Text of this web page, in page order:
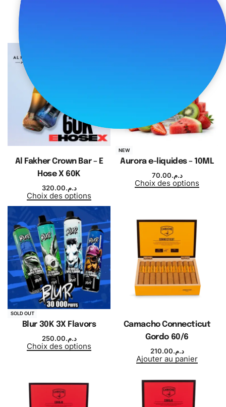
Al Fakher Crown Bar – E
Hose X 60K
د.م.320.00
Choix des options
NEW
Aurora e-liquides – 10ML
د.م.70.00
Choix des options
SOLD OUT
Blur 30K 3X Flavors
د.م.250.00
Choix des options
Camacho Connecticut
Gordo 60/6
د.م.210.00
Ajouter au panier